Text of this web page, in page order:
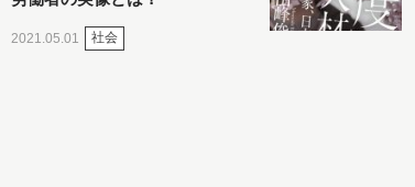
2021.05.01 社会